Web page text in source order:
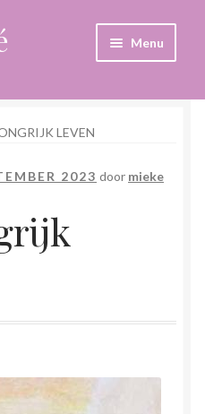
Menu
tijd
LEVEN
2023 door mieke